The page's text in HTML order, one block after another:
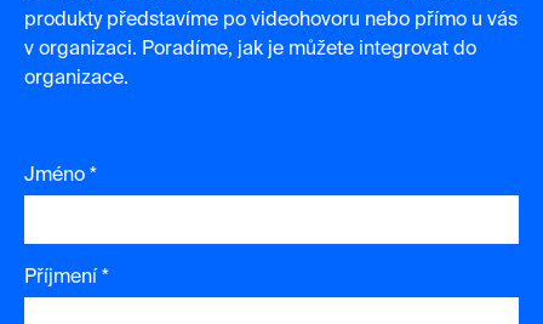
produkty představíme po videohovoru nebo přímo u vás
v organizaci. Poradíme, jak je můžete integrovat do
organizace.
Jméno *
Příjmení *